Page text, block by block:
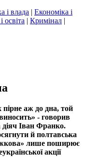
і влада | Економіка і
освіта | Кримінал |
аж до дна, той
- говорив
Іван Франко.
й полтавська
лише поширює
акції